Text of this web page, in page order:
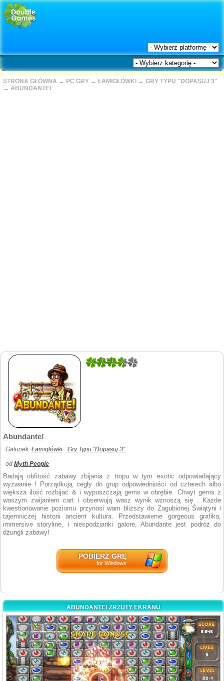
STRONA GŁÓWNA → PC GRY → ŁAMIGŁÓWKI → GRY TYPU "DOPASUJ 3"
→ ABUNDANTE!
4.03125
Abundante!
Gatunek: Łamigłówki Gry Typu "Dopasuj 3"
od Myth People
Badają obfitość zabawy zbijania z tropu w tym exotic odpowiadający
wyzwanie ! Porządkują cegły do grup odpowiedniości od czterech albo
większa ilość rozbijać & i wypuszczają gems w obrębie. Chwyt gems z
waszym zwijaniem cart i obserwują wasz wynik wznoszą się . Każde
kwestionowanie poziomu przynosi wam bliższy do Zagubionej Świątyni i
tajemniczej historii ancient kultura. Przedstawienie gorgeous grafika,
immersive storyline, i niespodzianki galore, Abundante jest podróż do
dżungli zabawy!
POBIERZ GRĘ
for Windows
ABUNDANTE! ZRZUTY EKRANU